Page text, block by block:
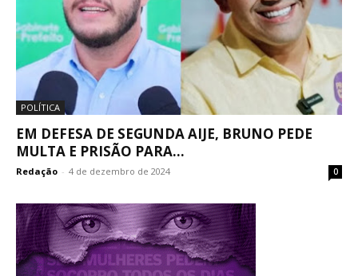
POLÍTICA
EM DEFESA DE SEGUNDA AIJE, BRUNO PEDE
MULTA E PRISÃO PARA...
Redação - 4 de dezembro de 2024 0